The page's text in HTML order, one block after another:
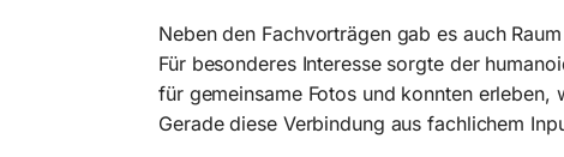
Neben den Fachvorträgen gab es auch
Für besonderes Interesse sorgte der
für gemeinsame Fotos und konnten
Gerade diese Verbindung aus fachlichem